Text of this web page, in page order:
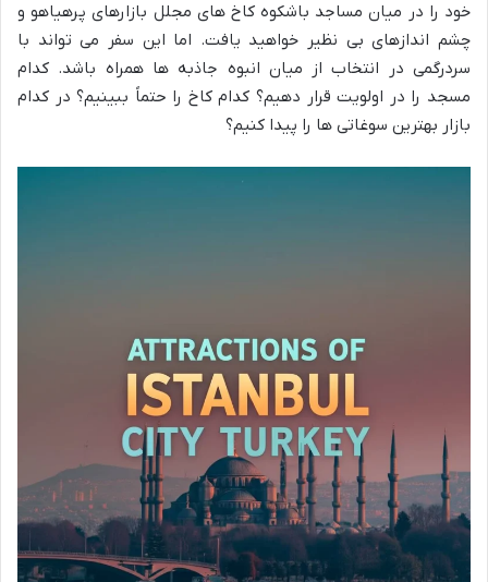
خود را در میان مساجد باشکوه کاخ های مجلل بازارهای پرهیاهو و
چشم اندازهای بی نظیر خواهید یافت. اما این سفر می تواند با
سردرگمی در انتخاب از میان انبوه جاذبه ها همراه باشد. کدام
مسجد را در اولویت قرار دهیم؟ کدام کاخ را حتماً ببینیم؟ در کدام
بازار بهترین سوغاتی ها را پیدا کنیم؟